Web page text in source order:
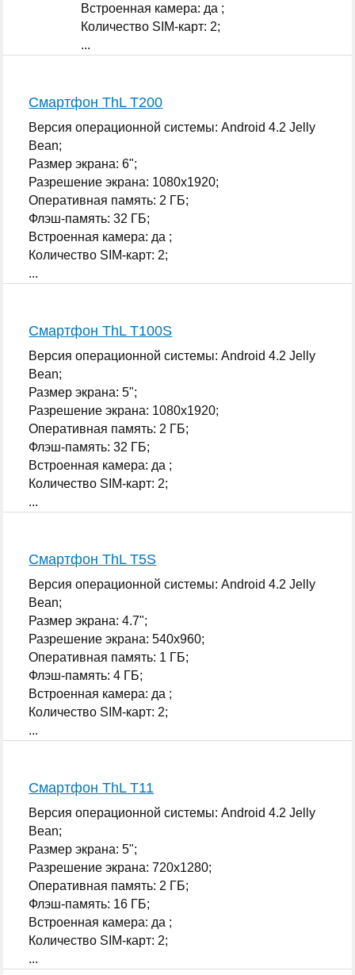
Встроенная камера: да ;
Количество SIM-карт: 2;
...
Смартфон ThL T200
Версия операционной системы: Android 4.2 Jelly
Bean;
Размер экрана: 6";
Разрешение экрана: 1080x1920;
Оперативная память: 2 ГБ;
Флэш-память: 32 ГБ;
Встроенная камера: да ;
Количество SIM-карт: 2;
...
Смартфон ThL T100S
Версия операционной системы: Android 4.2 Jelly
Bean;
Размер экрана: 5";
Разрешение экрана: 1080x1920;
Оперативная память: 2 ГБ;
Флэш-память: 32 ГБ;
Встроенная камера: да ;
Количество SIM-карт: 2;
...
Смартфон ThL T5S
Версия операционной системы: Android 4.2 Jelly
Bean;
Размер экрана: 4.7";
Разрешение экрана: 540x960;
Оперативная память: 1 ГБ;
Флэш-память: 4 ГБ;
Встроенная камера: да ;
Количество SIM-карт: 2;
...
Смартфон ThL T11
Версия операционной системы: Android 4.2 Jelly
Bean;
Размер экрана: 5";
Разрешение экрана: 720x1280;
Оперативная память: 2 ГБ;
Флэш-память: 16 ГБ;
Встроенная камера: да ;
Количество SIM-карт: 2;
...